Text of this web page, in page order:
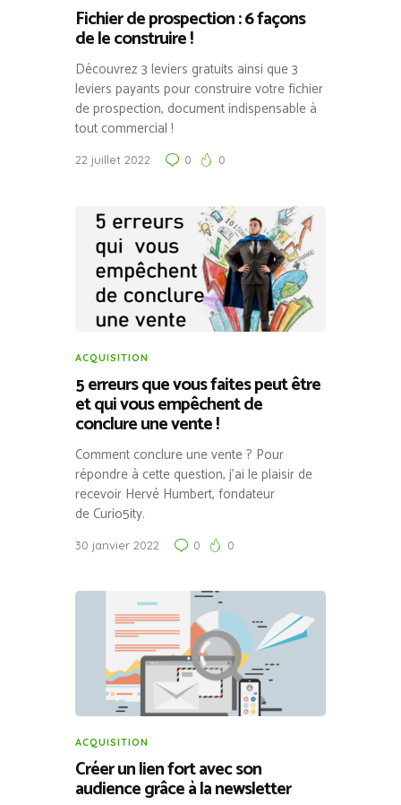
Fichier de prospection : 6 façons
de le construire !
Découvrez 3 leviers gratuits ainsi que 3
leviers payants pour construire votre fichier
de prospection, document indispensable à
tout commercial !
22 juillet 2022 0 0
ACQUISITION
5 erreurs que vous faites peut être
et qui vous empêchent de
conclure une vente !
Comment conclure une vente ? Pour
répondre à cette question, j’ai le plaisir de
recevoir Hervé Humbert, fondateur
de Curio5ity.
30 janvier 2022 0 0
ACQUISITION
Créer un lien fort avec son
audience grâce à la newsletter